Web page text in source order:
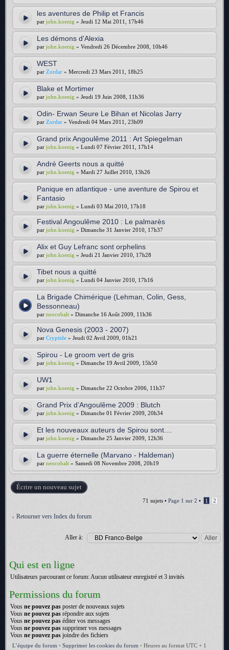
les aventures de Philip et Francis
par john.koenig » Jeudi 12 Mai 2011, 17h46
Les démons d'Alexia
par john.koenig » Vendredi 26 Décembre 2008, 10h46
WEST
par Zordar » Mercredi 23 Mars 2011, 18h25
Blake et Mortimer
par john.koenig » Jeudi 19 Juin 2008, 11h36
Odin- Erwan Seure Le Bihan et Nicolas Jarry
par Zordar » Vendredi 04 Mars 2011, 23h09
Grand prix Angoulême 2011 : Art Spiegelman
par john.koenig » Lundi 07 Février 2011, 17h14
André Geerts nous a quitté
par john.koenig » Mardi 27 Juillet 2010, 13h26
Panique en atlantique - une aventure de Spirou et
Fantasio
par john.koenig » Lundi 03 Mai 2010, 17h18
Festival Angoulême 2010 : Le palmarès
par john.koenig » Dimanche 31 Janvier 2010, 17h37
Alix et Guy Lefranc sont orphelins
par john.koenig » Jeudi 21 Janvier 2010, 17h28
Tibet nous a quitté
par john.koenig » Lundi 04 Janvier 2010, 17h16
La Brigade Chimérique (Lehman, Colin, Gess,
Bessonneau)
par neocobalt » Dimanche 16 Août 2009, 11h36
Nova Genesis (2003 - 2007)
par Cryptide » Jeudi 02 Avril 2009, 01h21
Spirou - Le groom vert de gris
par john.koenig » Dimanche 19 Avril 2009, 15h50
UW1
par john.koenig » Dimanche 22 Octobre 2006, 11h37
Grand Prix d’Angoulême 2009 : Blutch
par john.koenig » Dimanche 01 Février 2009, 20h34
Et les nouveaux auteurs de Spirou sont....
par john.koenig » Dimanche 25 Janvier 2009, 12h36
La guerre éternelle (Marvano - Haldeman)
par neocobalt » Samedi 08 Novembre 2008, 20h19
Écrire un nouveau sujet
71 sujets • Page 1 sur 2 • 1 2
Retourner vers Index du forum
Aller à:
Qui est en ligne
Utilisateurs parcourant ce forum: Aucun utilisateur enregistré et 3 invités
Permissions du forum
Vous ne pouvez pas poster de nouveaux sujets
Vous ne pouvez pas répondre aux sujets
Vous ne pouvez pas éditer vos messages
Vous ne pouvez pas supprimer vos messages
Vous ne pouvez pas joindre des fichiers
L’équipe du forum • Supprimer les cookies du forum • Heures au format UTC + 1